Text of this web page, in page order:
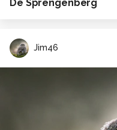
De Sprengenberg
Jim46